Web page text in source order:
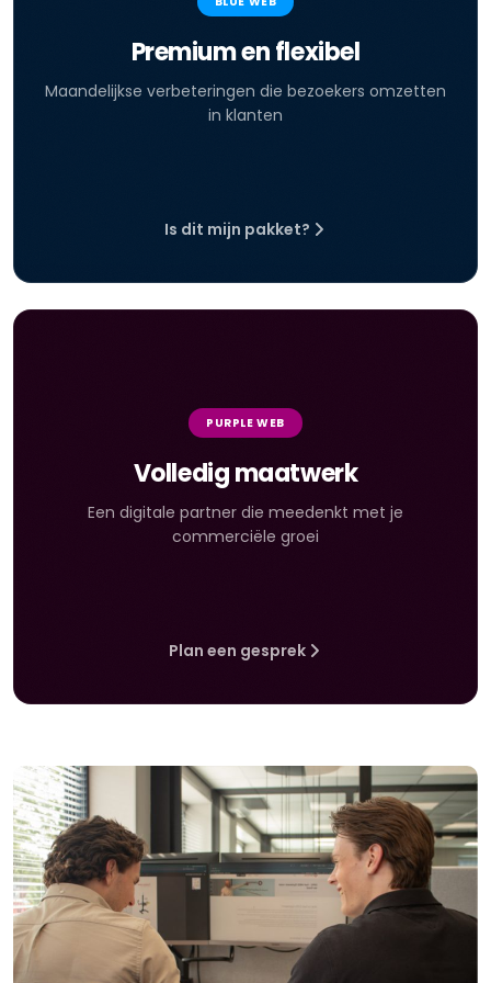
Premium en flexibel
Maandelijkse verbeteringen die bezoekers omzetten
in klanten
Is dit mijn pakket?
PURPLE WEB
Volledig maatwerk
Een digitale partner die meedenkt met je
commerciële groei
Plan een gesprek